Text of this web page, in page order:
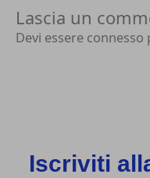
Lascia un
Devi essere connesso
Iscriviti